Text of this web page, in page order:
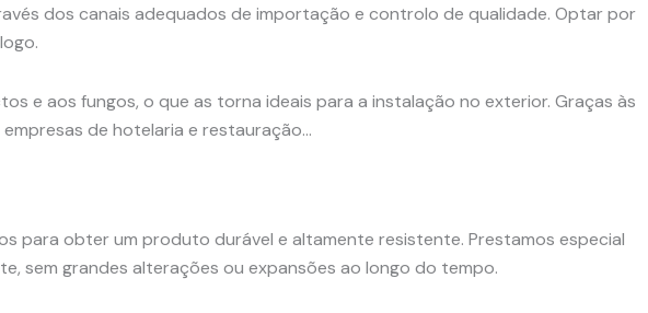
dos canais adequados de importação e controlo de qualidade. Optar por
e aos fungos, o que as torna ideais para a instalação no exterior. Graças às
de hotelaria e restauração…
para obter um produto durável e altamente resistente. Prestamos especial
sem grandes alterações ou expansões ao longo do tempo.